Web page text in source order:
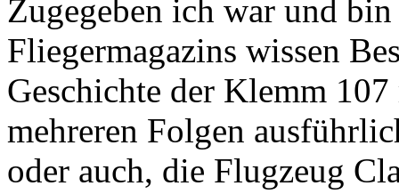
Zugegeben ich war und
Fliegermagazins wissen
Geschichte der Klemm
mehreren Folgen
oder auch, die Flugzeug